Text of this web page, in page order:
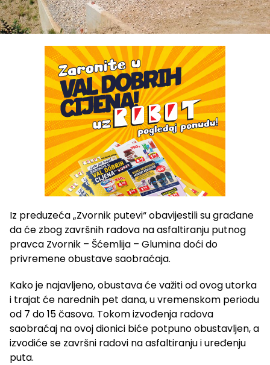
Iz preduzeća „Zvornik putevi“ obavijestili su građane
da će zbog završnih radova na asfaltiranju putnog
pravca Zvornik – Šćemlija – Glumina doći do
privremene obustave saobraćaja.
Kako je najavljeno, obustava će važiti od ovog utorka
i trajat će narednih pet dana, u vremenskom periodu
od 7 do 15 časova. Tokom izvođenja radova
saobraćaj na ovoj dionici biće potpuno obustavljen, a
izvodiće se završni radovi na asfaltiranju i uređenju
puta.